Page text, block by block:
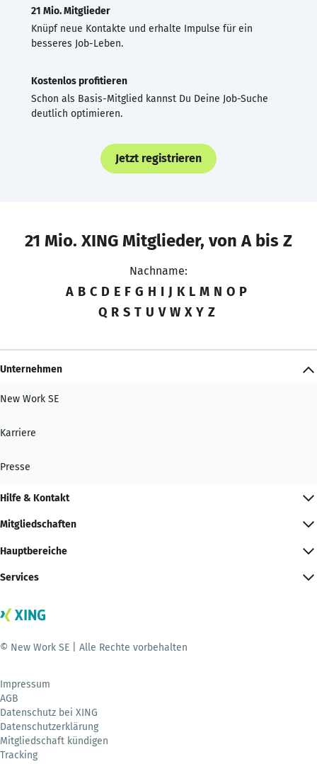
21 Mio. Mitglieder
Knüpf neue Kontakte und erhalte Impulse für ein
besseres Job-Leben.
Kostenlos profitieren
Schon als Basis-Mitglied kannst Du Deine Job-Suche
deutlich optimieren.
Jetzt registrieren
21 Mio. XING Mitglieder, von A bis Z
Nachname:
A B C D E F G H I J K L M N O P
Q R S T U V W X Y Z
Unternehmen
New Work SE
Karriere
Presse
Hilfe & Kontakt
Mitgliedschaften
Hauptbereiche
Services
© New Work SE | Alle Rechte vorbehalten
Impressum
AGB
Datenschutz bei XING
Datenschutzerklärung
Mitgliedschaft kündigen
Tracking